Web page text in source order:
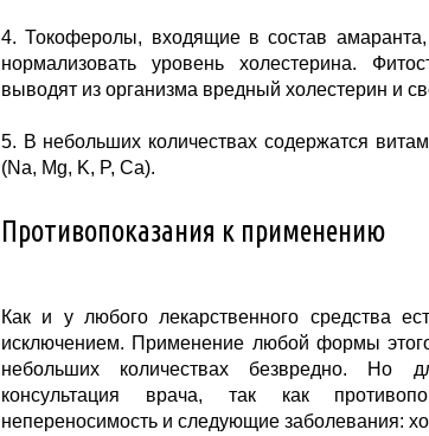
4. Токоферолы, входящие в состав
нормализовать уровень холестерина.
выводят из организма вредный холестерин и
5. В небольших количествах содержатся
(Na, Mg, K, P, Ca).
Противопоказания к применению
Как и у любого лекарственного средства
исключением. Применение любой формы
небольших количествах безвредно. Но
консультация врача, так как
непереносимость и следующие заболевания: